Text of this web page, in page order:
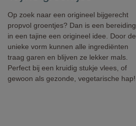
Op zoek naar een origineel bijgerecht
propvol groentjes? Dan is een bereiding
in een tajine een origineel idee. Door de
unieke vorm kunnen alle ingrediënten
traag garen en blijven ze lekker mals.
Perfect bij een kruidig stukje vlees, of
gewoon als gezonde, vegetarische hap!